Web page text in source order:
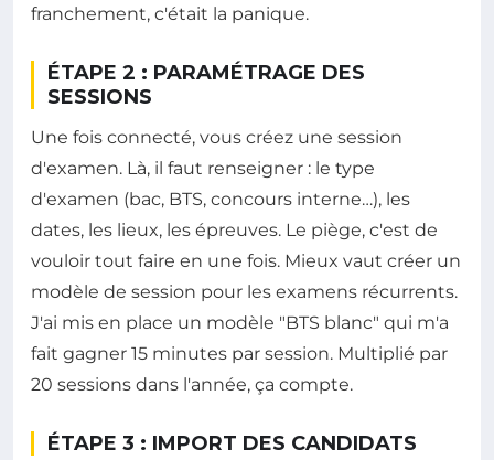
franchement, c'était la panique.
ÉTAPE 2 : PARAMÉTRAGE DES
SESSIONS
Une fois connecté, vous créez une session
d'examen. Là, il faut renseigner : le type
d'examen (bac, BTS, concours interne…), les
dates, les lieux, les épreuves. Le piège, c'est de
vouloir tout faire en une fois. Mieux vaut créer un
modèle de session pour les examens récurrents.
J'ai mis en place un modèle "BTS blanc" qui m'a
fait gagner 15 minutes par session. Multiplié par
20 sessions dans l'année, ça compte.
ÉTAPE 3 : IMPORT DES CANDIDATS